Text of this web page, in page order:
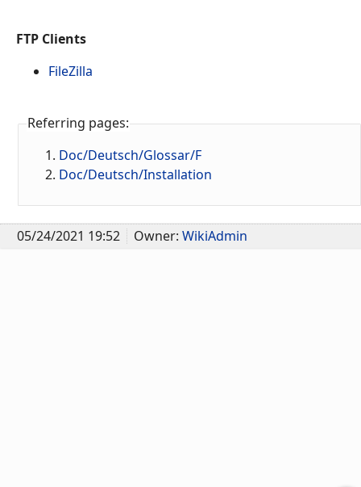
FTP Clients
FileZilla
Referring pages:
Doc/Deutsch/Glossar/F
Doc/Deutsch/Installation
05/24/2021 19:52 Owner: WikiAdmin